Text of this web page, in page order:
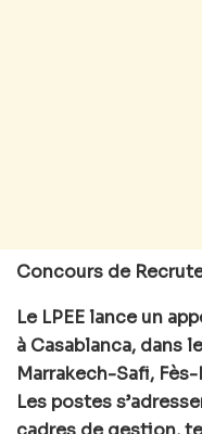
Concours de
Le LPEE lance un
à Casablanca, dans
Marrakech-Safi,
Les postes